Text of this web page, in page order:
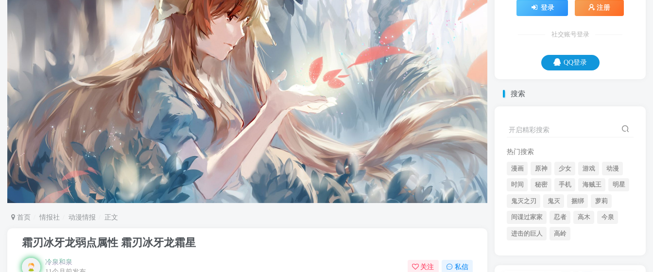
首页 情报社 动漫情报 正文
霜刃冰牙龙弱点属性 霜刃冰牙龙霜星
冷泉和泉
关注 私信
登录 注册
社交账号登录
QQ登录
搜索
开启精彩搜索
热门搜索
漫画 原神 少女 游戏 动漫
时间 秘密 手机 海贼王 明星
鬼灭之刃 鬼灭 捆绑 萝莉
间谍过家家 忍者 高木 今泉
进击的巨人 高岭
登录 注册
社交账号登录
QQ登录
光盘行动，是造成现在体重的原因之一。